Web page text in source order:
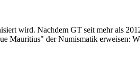
wird. Nachdem GT seit mehr als
Mauritius" der Numismatik erweisen: